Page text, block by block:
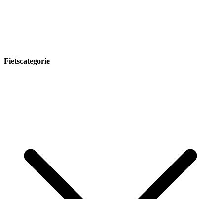
Fietscategorie